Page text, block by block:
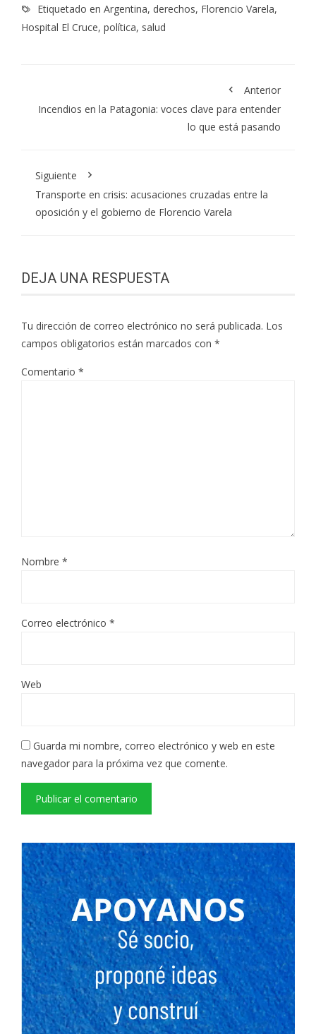
Etiquetado en Argentina, derechos, Florencio Varela,
Hospital El Cruce, política, salud
Anterior
Incendios en la Patagonia: voces clave para entender
lo que está pasando
Siguiente
Transporte en crisis: acusaciones cruzadas entre la
oposición y el gobierno de Florencio Varela
DEJA UNA RESPUESTA
Tu dirección de correo electrónico no será publicada. Los
campos obligatorios están marcados con *
Comentario *
Nombre *
Correo electrónico *
Web
Guarda mi nombre, correo electrónico y web en este
navegador para la próxima vez que comente.